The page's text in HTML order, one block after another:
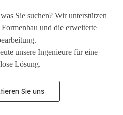
Sie suchen? Wir unterstützen
und die erweiterte
unsere Ingenieure für eine
Lösung.
Sie uns